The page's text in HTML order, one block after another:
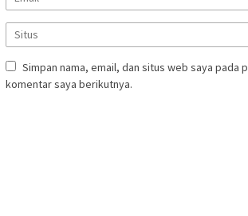
Simpan nama, email, dan situs web saya pada
komentar saya berikutnya.